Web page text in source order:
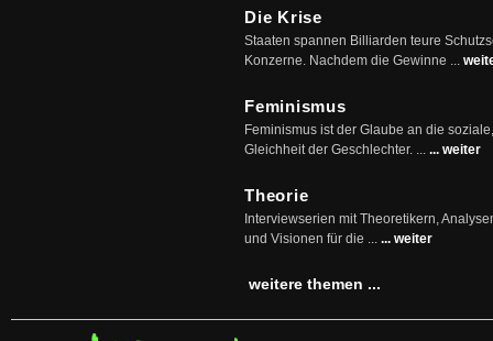
Die Krise
Staaten spannen Billiarden teure
Konzerne. Nachdem die Gewinne ...
Feminismus
Feminismus ist der Glaube an die
Gleichheit der Geschlechter. ... ... weiter
Theorie
Interviewserien mit Theoretikern,
und Visionen für die ... ... weiter
weitere themen ...